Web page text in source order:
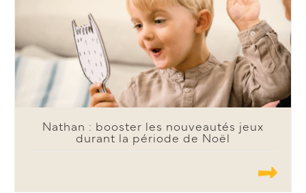
Nathan : booster les nouveautés jeux
durant la période de Noël
.......